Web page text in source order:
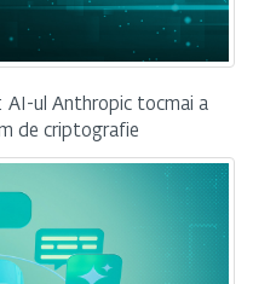
AI-ul Anthropic tocmai a
de criptografie